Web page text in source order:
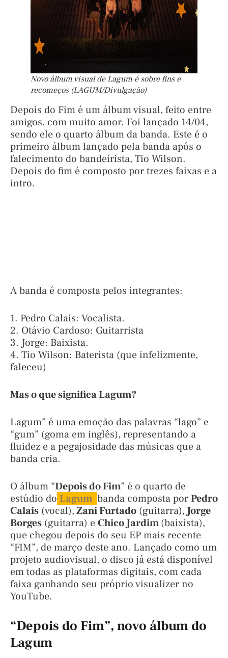
Novo álbum visual de Lagum é sobre fins e
recomeços (LAGUM/Divulgação)
Depois do Fim é um álbum visual, feito entre
amigos, com muito amor. Foi lançado 14/04,
sendo ele o quarto álbum da banda. Este é o
primeiro álbum lançado pela banda após o
falecimento do bandeirista, Tio Wilson.
Depois do fim é composto por trezes faixas e a
intro.
A banda é composta pelos integrantes:
1. Pedro Calais: Vocalista.
2. Otávio Cardoso: Guitarrista
3. Jorge: Baixista.
4. Tio Wilson: Baterista (que infelizmente,
faleceu)
Mas o que significa Lagum?
Lagum” é uma emoção das palavras “lago” e
“gum” (goma em inglês), representando a
fluidez e a pegajosidade das músicas que a
banda cria.
O álbum “Depois do Fim” é o quarto de
estúdio do Lagum banda composta porPedro
Calais (vocal),Zani Furtado (guitarra), Jorge
Borges (guitarra) eChico Jardim(baixista),
que chegou depois do seu EP mais recente
“FIM”, de março deste ano. Lançado como um
projeto audiovisual, o disco já está disponível
em todas as plataformas digitais, com cada
faixa ganhando seu próprio visualizer no
YouTube.
“Depois do Fim”, novo álbum do
Lagum